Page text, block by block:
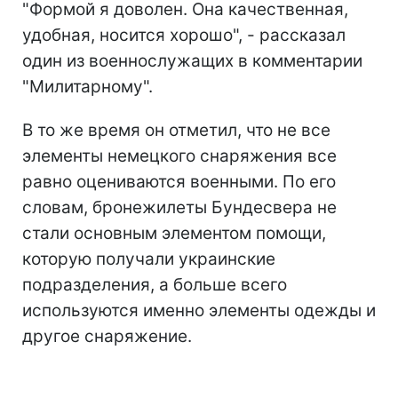
"Формой я доволен. Она качественная,
удобная, носится хорошо", - рассказал
один из военнослужащих в комментарии
"Милитарному".
В то же время он отметил, что не все
элементы немецкого снаряжения все
равно оцениваются военными. По его
словам, бронежилеты Бундесвера не
стали основным элементом помощи,
которую получали украинские
подразделения, а больше всего
используются именно элементы одежды и
другое снаряжение.